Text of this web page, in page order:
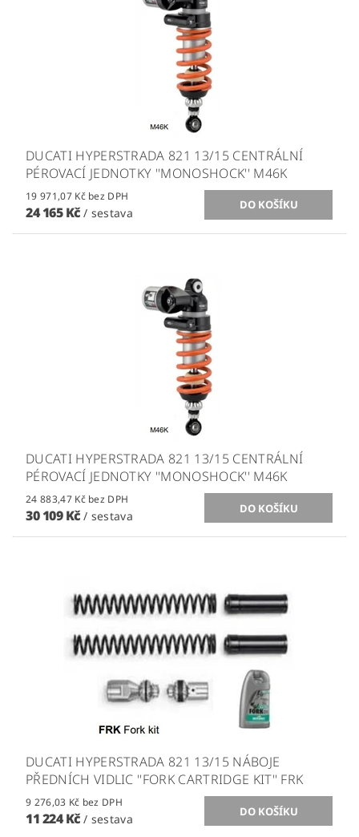
DUCATI HYPERSTRADA 821 13/15 CENTRÁLNÍ
PÉROVACÍ JEDNOTKY ''MONOSHOCK'' M46K
19 971,07 Kč bez DPH
24 165 Kč/ sestava
DUCATI HYPERSTRADA 821 13/15 CENTRÁLNÍ
PÉROVACÍ JEDNOTKY ''MONOSHOCK'' M46K
24 883,47 Kč bez DPH
30 109 Kč/ sestava
DUCATI HYPERSTRADA 821 13/15 NÁBOJE
PŘEDNÍCH VIDLIC ''FORK CARTRIDGE KIT'' FRK
9 276,03 Kč bez DPH
11 224 Kč/ sestava